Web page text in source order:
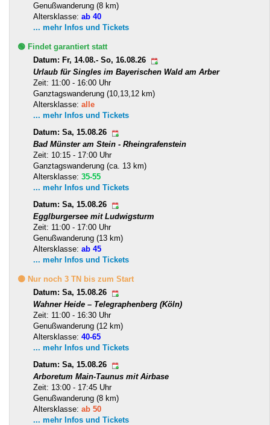
Genußwanderung (8 km)
Altersklasse: ab 40
... mehr Infos und Tickets
🟢 Findet garantiert statt
Datum: Fr, 14.08.- So, 16.08.26
Urlaub für Singles im Bayerischen Wald am Arber
Zeit: 11:00 - 16:00 Uhr
Ganztagswanderung (10,13,12 km)
Altersklasse: alle
... mehr Infos und Tickets
Datum: Sa, 15.08.26
Bad Münster am Stein - Rheingrafenstein
Zeit: 10:15 - 17:00 Uhr
Ganztagswanderung (ca. 13 km)
Altersklasse: 35-55
... mehr Infos und Tickets
Datum: Sa, 15.08.26
Egglburgersee mit Ludwigsturm
Zeit: 11:00 - 17:00 Uhr
Genußwanderung (13 km)
Altersklasse: ab 45
... mehr Infos und Tickets
🟡 Nur noch 3 TN bis zum Start
Datum: Sa, 15.08.26
Wahner Heide – Telegraphenberg (Köln)
Zeit: 11:00 - 16:30 Uhr
Genußwanderung (12 km)
Altersklasse: 40-65
... mehr Infos und Tickets
Datum: Sa, 15.08.26
Arboretum Main-Taunus mit Airbase
Zeit: 13:00 - 17:45 Uhr
Genußwanderung (8 km)
Altersklasse: ab 50
... mehr Infos und Tickets